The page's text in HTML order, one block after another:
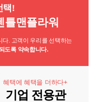
택!
틀맨플라워
. 고객이 우리를 선택하는
도록 약속합니다.
혜택에 혜택을 더하다+
기업 전용관